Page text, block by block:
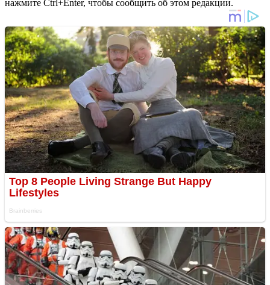
нажмите Ctrl+Enter, чтобы сообщить об этом редакции.